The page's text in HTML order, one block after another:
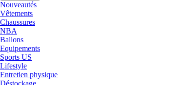
Nouveautés
Vêtements
Chaussures
NBA
Ballons
Equipements
Sports US
Lifestyle
Entretien physique